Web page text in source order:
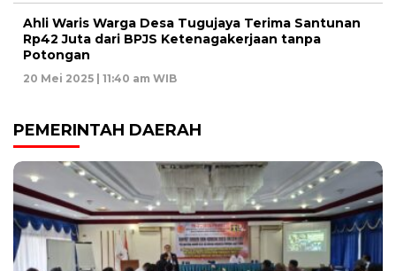
Ahli Waris Warga Desa Tugujaya Terima Santunan
Rp42 Juta dari BPJS Ketenagakerjaan tanpa
Potongan
20 Mei 2025 | 11:40 am WIB
PEMERINTAH DAERAH